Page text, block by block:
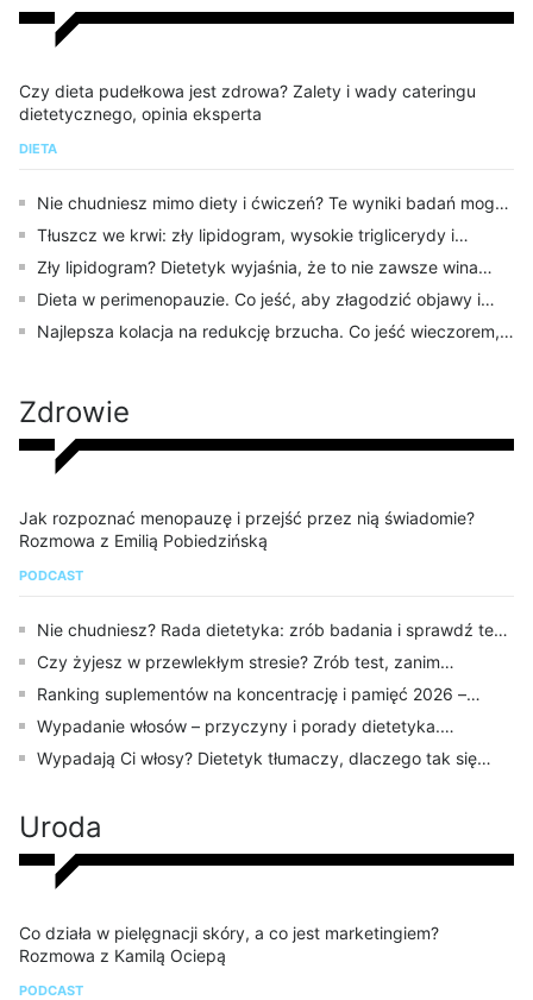
Czy dieta pudełkowa jest zdrowa? Zalety i wady cateringu
dietetycznego, opinia eksperta
DIETA
Nie chudniesz mimo diety i ćwiczeń? Te wyniki badań mogą
Tłuszcz we krwi: zły lipidogram, wysokie triglicerydy i
Zły lipidogram? Dietetyk wyjaśnia, że to nie zawsze wina
Dieta w perimenopauzie. Co jeść, aby złagodzić objawy i
Najlepsza kolacja na redukcję brzucha. Co jeść wieczorem,
Zdrowie
Jak rozpoznać menopauzę i przejść przez nią świadomie?
Rozmowa z Emilią Pobiedzińską
PODCAST
Nie chudniesz? Rada dietetyka: zrób badania i sprawdź te
Czy żyjesz w przewlekłym stresie? Zrób test, zanim
Ranking suplementów na koncentrację i pamięć 2026 –
Wypadanie włosów – przyczyny i porady dietetyka.
wcierki
Wypadają Ci włosy? Dietetyk tłumaczy, dlaczego tak się
Uroda
Co działa w pielęgnacji skóry, a co jest marketingiem?
Rozmowa z Kamilą Ociepą
PODCAST